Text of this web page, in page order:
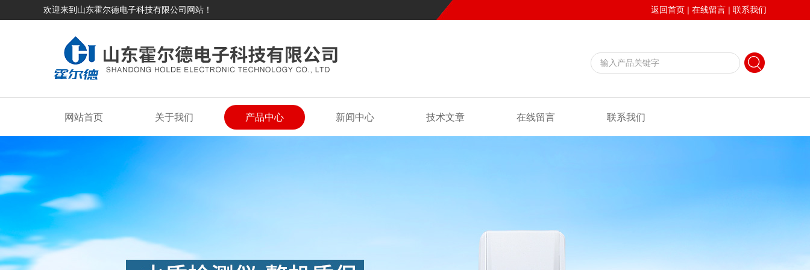
欢迎来到山东霍尔德电子科技有限公司网站！ 返回首页 | 在线留言 | 联系我们
网站首页 关于我们 产品中心 新闻中心 技术文章 在线留言 联系我们